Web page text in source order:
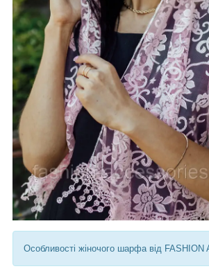
Особливості жіночого шарфа від FASHION